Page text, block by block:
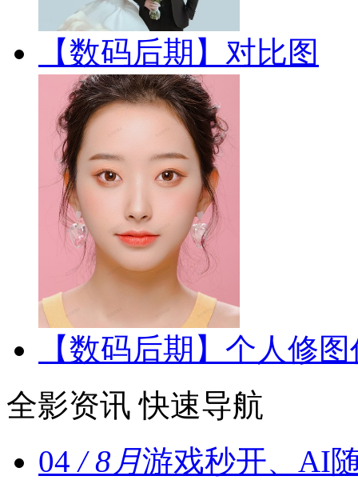
【数码后期】对比图
【数码后期】个人修
全影资讯 快速导航
04 / 8月游戏秒开、AI